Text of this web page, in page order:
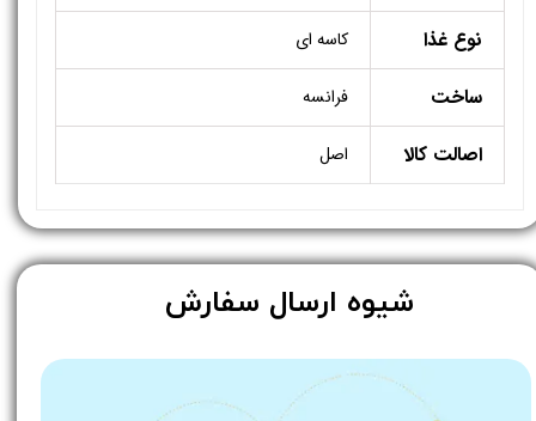
نوع غذا کاسه ای
ساخت فرانسه
اصالت کالا اصل
​شیوه ارسال سفارش